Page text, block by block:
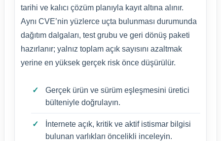
tarihi ve kalıcı çözüm planıyla kayıt altına alınır.
Aynı CVE’nin yüzlerce uçta bulunması durumunda
dağıtım dalgaları, test grubu ve geri dönüş paketi
hazırlanır; yalnız toplam açık sayısını azaltmak
yerine en yüksek gerçek risk önce düşürülür.
Gerçek ürün ve sürüm eşleşmesini üretici
bülteniyle doğrulayın.
İnternete açık, kritik ve aktif istismar bilgisi
bulunan varlıkları öncelikli inceleyin.